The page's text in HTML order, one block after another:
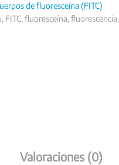
de fluoresceína (FITC)
, FITC,fluoresceína,fluorescencia,
Valoraciones (0)